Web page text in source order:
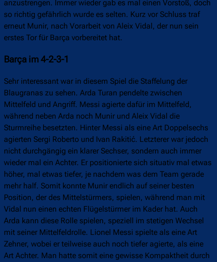
anzustrengen. Immer wieder gab es mal einen Vorstoß, doch
so richtig gefährlich wurde es selten. Kurz vor Schluss traf
erneut Munir, nach Vorarbeit von Aleix Vidal, der nun sein
erstes Tor für Barça vorbereitet hat.
Barça im 4-2-3-1
Sehr interessant war in diesem Spiel die Staffelung der
Blaugranas zu sehen. Arda Turan pendelte zwischen
Mittelfeld und Angriff. Messi agierte dafür im Mittelfeld,
während neben Arda noch Munir und Aleix Vidal die
Sturmreihe besetzten. Hinter Messi als eine Art Doppelsechs
agierten Sergi Roberto und Ivan Rakitić. Letzterer war jedoch
nicht durchgängig ein klarer Sechser, sondern auch immer
wieder mal ein Achter. Er positionierte sich situativ mal etwas
höher, mal etwas tiefer, je nachdem was dem Team gerade
mehr half. Somit konnte Munir endlich auf seiner besten
Position, der des Mittelstürmers, spielen, während man mit
Vidal nun einen echten Flügelstürmer im Kader hat. Auch
Arda kann diese Rolle spielen, speziell im stetigen Wechsel
mit seiner Mittelfeldrolle. Lionel Messi spielte als eine Art
Zehner, wobei er teilweise auch noch tiefer agierte, als eine
Art Achter. Man hatte somit eine gewisse Kompaktheit durch